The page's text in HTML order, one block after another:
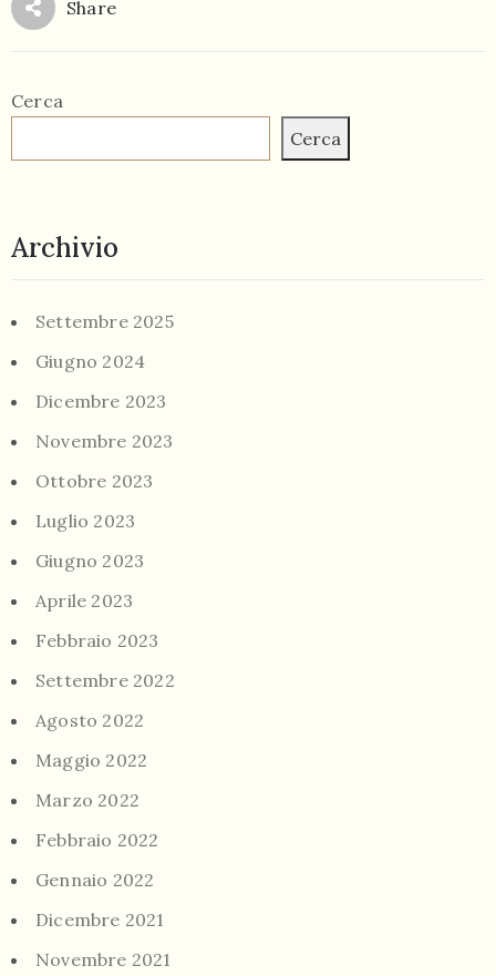
Share
Cerca
Cerca
Archivio
Settembre 2025
Giugno 2024
Dicembre 2023
Novembre 2023
Ottobre 2023
Luglio 2023
Giugno 2023
Aprile 2023
Febbraio 2023
Settembre 2022
Agosto 2022
Maggio 2022
Marzo 2022
Febbraio 2022
Gennaio 2022
Dicembre 2021
Novembre 2021